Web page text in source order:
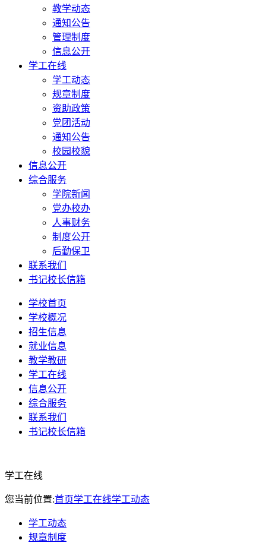
教学动态
通知公告
管理制度
信息公开
学工在线
学工动态
规章制度
资助政策
党团活动
通知公告
校园校貌
信息公开
综合服务
学院新闻
党办校办
人事财务
制度公开
后勤保卫
联系我们
书记校长信箱
学校首页
学校概况
招生信息
就业信息
教学教研
学工在线
信息公开
综合服务
联系我们
书记校长信箱
学工在线
您当前位置:首页学工在线学工动态
学工动态
规章制度